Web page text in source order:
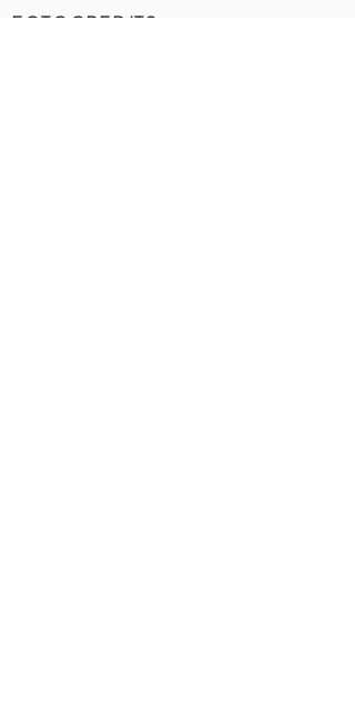
FOTOCREDITS: